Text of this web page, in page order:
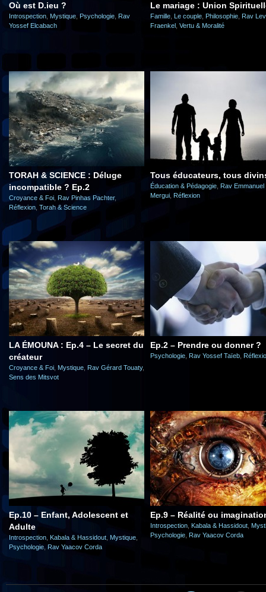
Où est D.ieu ?
Introspection Mystique Psychologie Rav
Yossef Elcabach
Le mariage : Union
Famille Le couple Philosophie Rav
Fraenkel Vertu & Moralité
TORAH & SCIENCE : Déluge
incompatible ? Ep.2
Croyance & Foi Rav Pinhas Pachter,
Réflexion Torah & Science
Tous éducateurs, tous
Éducation & Pédagogie Rav Emmanuel
Mergui Réflexion
LA ÉMOUNA : Ep.4 – Le secret du
créateur
Croyance & Foi Mystique Rav Gérard Touaty,
Sens des Mitsvot
Ep.2 – Prendre ou donner ?
Psychologie Rav Yossef Taïeb
Ep.10 – Enfant, Adolescent et
Adulte
Introspection Kabala & Hassidout Mystique
Psychologie Rav Yaacov Corda
Ep.9 – Réalité ou
Introspection Kabala & Hassidout
Psychologie Rav Yaacov Corda